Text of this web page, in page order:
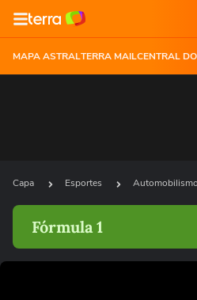
MAPA ASTRALTERRA MAILCENTRAL
Capa Esportes Automobilismo
Fórmula 1